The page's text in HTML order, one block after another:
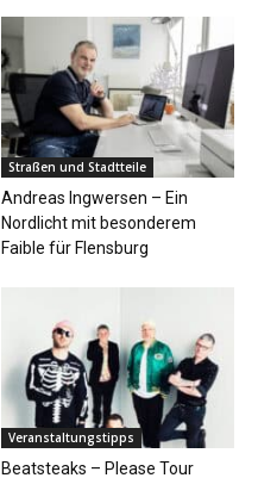
Straßen und Stadtteile
Andreas Ingwersen – Ein
Nordlicht mit besonderem
Faible für Flensburg
Veranstaltungstipps
Beatsteaks – Please Tour